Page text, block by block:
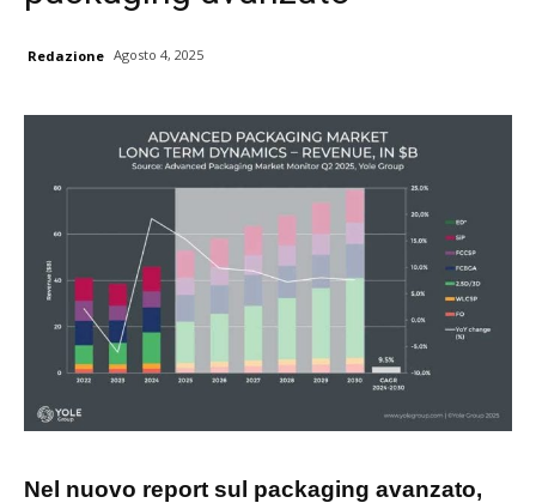
Redazione Agosto 4, 2025
Nel nuovo report sul packaging avanzato,